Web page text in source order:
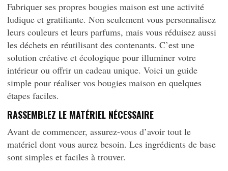
Fabriquer ses propres bougies maison est une activité
ludique et gratifiante. Non seulement vous personnalisez
leurs couleurs et leurs parfums, mais vous réduisez aussi
les déchets en réutilisant des contenants. C’est une
solution créative et écologique pour illuminer votre
intérieur ou offrir un cadeau unique. Voici un guide
simple pour réaliser vos bougies maison en quelques
étapes faciles.
RASSEMBLEZ LE MATÉRIEL NÉCESSAIRE
Avant de commencer, assurez-vous d’avoir tout le
matériel dont vous aurez besoin. Les ingrédients de base
sont simples et faciles à trouver.